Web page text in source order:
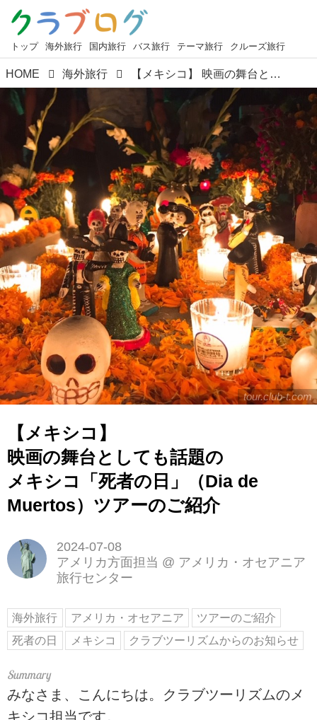
トップ 海外旅行 国内旅行 バス旅行 テーマ旅行 クルーズ旅行
HOME 海外旅行 【メキシコ】 映画の舞台としても話題の メキシコ「死者の日」（Dia de Muertos）ツアーのご紹介
tour.club-t.com
【メキシコ】
映画の舞台としても話題の
メキシコ「死者の日」（Dia de
Muertos）ツアーのご紹介
2024-07-08
アメリカ方面担当 @ アメリカ・オセアニア
旅行センター
海外旅行 アメリカ・オセアニア
ツアーのご紹介
死者の日
メキシコ クラブツーリズムからのお知らせ
みなさま、こんにちは。クラブツーリズムのメ
キシコ担当です。